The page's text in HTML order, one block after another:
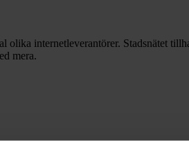
olika internetleverantörer. Stadsnätet
mera.